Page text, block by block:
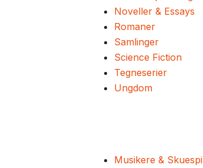
Noveller & Essays
Romaner
Samlinger
Science Fiction
Tegneserier
Ungdom
Musikere &